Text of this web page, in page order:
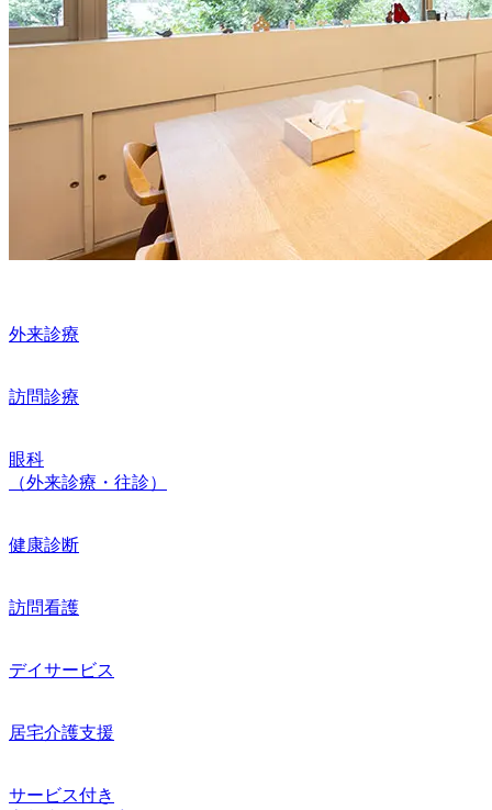
外来診療
訪問診療
眼科
（外来診療・往診）
健康診断
訪問看護
デイサービス
居宅介護支援
サービス付き